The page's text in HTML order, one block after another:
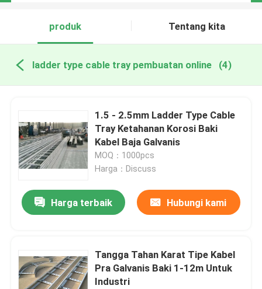
produk Tentang kita
ladder type cable tray pembuatan online (4)
1.5 - 2.5mm Ladder Type Cable
Tray Ketahanan Korosi Baki
Kabel Baja Galvanis
MOQ：1000pcs
Harga：Discuss
Harga terbaik Hubungi kami
Tangga Tahan Karat Tipe Kabel
Pra Galvanis Baki 1-12m Untuk
Industri